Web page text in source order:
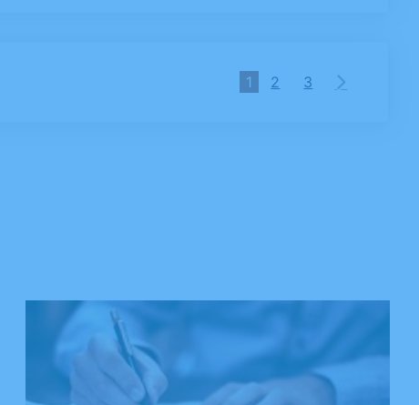
1 2 3